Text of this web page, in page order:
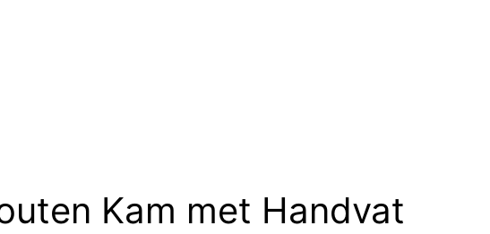
Kam met Handvat